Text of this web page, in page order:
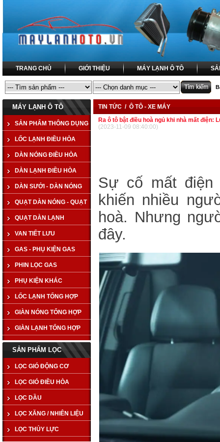
TRANG CHỦ GIỚI THIỆU MÁY LẠNH Ô TÔ
MÁY LẠNH Ô TÔ
SẢN PHẨM THÔNG DỤNG
LỐC LẠNH ĐIỀU HÒA
COMPRESSOR
DÀN NÓNG ĐIỀU HÒA
CONDENSER
DÀN LẠNH ĐIỀU HÒA
EVAPORATOR
DÀN SƯỞI - DÀN NÓNG
TAPLO - HEATER
QUẠT DÀN NÓNG - QUẠT
KÉT NƯỚC
QUẠT DÀN LẠNH
VAN TIẾT LƯU
GAS - PHỤ KIỆN GAS
PHIN LỌC GAS
PHỤ KIỆN KHÁC
LỐC LẠNH TỔNG HỢP
GIÀN NÓNG TỔNG HỢP
GIÀN LẠNH TỔNG HỢP
SẢN PHẨM LỌC
LỌC GIÓ ĐỘNG CƠ
LỌC GIÓ ĐIỀU HÒA
LỌC DẦU
LỌC XĂNG / NHIÊN LIỆU
LỌC THỦY LỰC
TIN TỨC / Ô TÔ - XE MÁY
Ra ô tô bật điều hoà ngủ khi nhà mất điện:
(2023-11-09 08:40:00)
Sự cố mất điện
khiến nhiều
hoà. Nhưng
đây.